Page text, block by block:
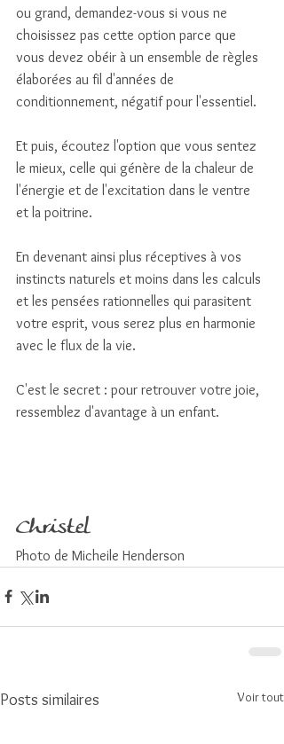
ou grand, demandez-vous si vous ne
choisissez pas cette option parce que
vous devez obéir à un ensemble de règles
élaborées au fil d'années de
conditionnement, négatif pour l'essentiel.
Et puis, écoutez l'option que vous sentez
le mieux, celle qui génère de la chaleur de
l'énergie et de l'excitation dans le ventre
et la poitrine.
En devenant ainsi plus réceptives à vos
instincts naturels et moins dans les calculs
et les pensées rationnelles qui parasitent
votre esprit, vous serez plus en harmonie
avec le flux de la vie.
C'est le secret : pour retrouver votre joie,
ressemblez d'avantage à un enfant.
Christel
Photo de Micheile Henderson
Posts similaires Voir tout